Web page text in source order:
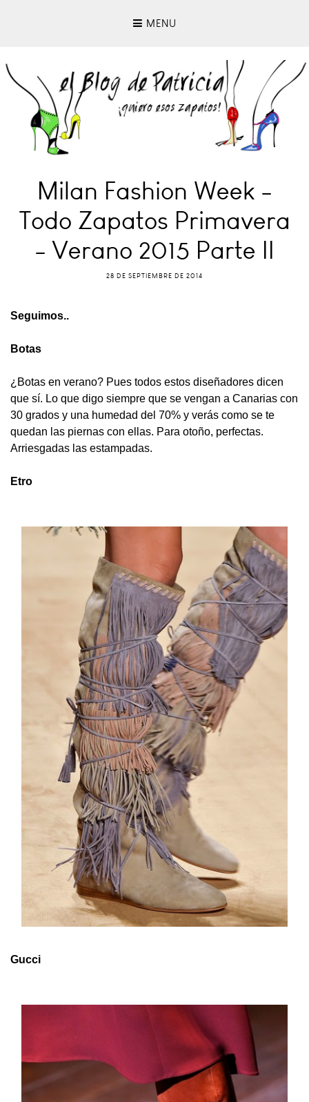
MENU
Milan Fashion Week -
Todo Zapatos Primavera
- Verano 2015 Parte II
28 DE SEPTIEMBRE DE 2014
Seguimos..
Botas
¿Botas en verano? Pues todos estos diseñadores dicen
que sí. Lo que digo siempre que se vengan a Canarias con
30 grados y una humedad del 70% y verás como se te
quedan las piernas con ellas. Para otoño, perfectas.
Arriesgadas las estampadas.
Etro
Gucci